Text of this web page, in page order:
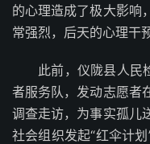
的心理造成了极大影响
常强烈，后天的心理干
此前，仪陇县人民
者服务队，发动志愿者
调查走访，为事实孤儿
社会组织发起“红伞计